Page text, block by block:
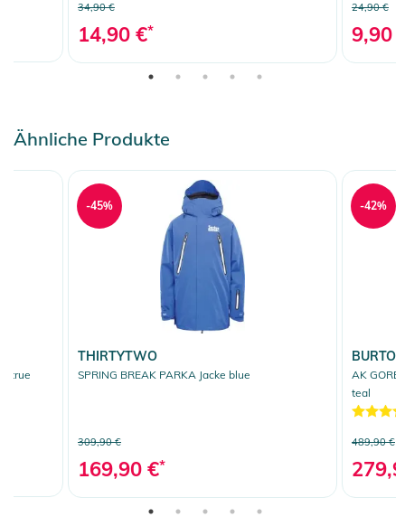
34,90 €
14,90 €*
24,90 €
9,90
Ähnliche Produkte
true
THIRTYTWO
SPRING BREAK PARKA Jacke blue
309,90 €
169,90 €*
-45%
BURTON
AK GORE
teal
489,90 €
-42%